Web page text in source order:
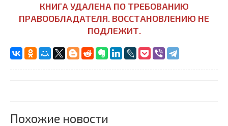
КНИГА УДАЛЕНА ПО ТРЕБОВАНИЮ
ПРАВООБЛАДАТЕЛЯ. ВОССТАНОВЛЕНИЮ НЕ
ПОДЛЕЖИТ.
Похожие новости